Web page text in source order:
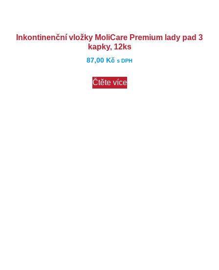
Inkontinenční vložky MoliCare Premium lady pad 3
kapky, 12ks
87,00 Kč s DPH
Čtěte více